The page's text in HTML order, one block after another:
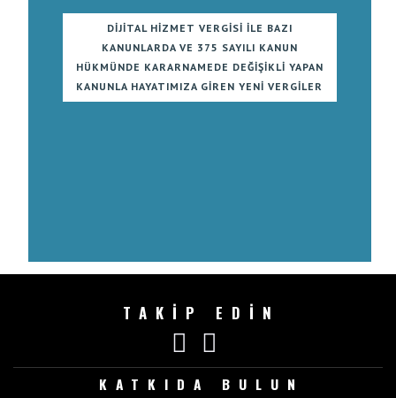
DIJITAL HIZMET VERGISI ILE BAZI
KANUNLARDA VE 375 SAYILI KANUN
HÜKMÜNDE KARARNAMEDE DEĞIŞIKLI YAPAN
KANUNLA HAYATIMIZA GIREN YENI VERGILER
TAKİP EDİN
KATKIDA BULUN